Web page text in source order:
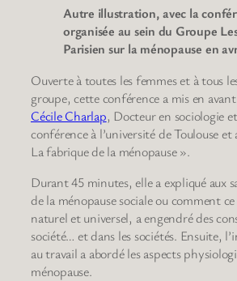
Autre illustration, avec la
organisée au sein du Groupe
Parisien sur la ménopause en
Ouverte à toutes les femmes et à tous
groupe, cette conférence a mis en
Cécile Charlap, Docteur en sociologie
conférence à l’université de Toulouse
La fabrique de la ménopause ».
Durant 45 minutes, elle a expliqué aux
de la ménopause sociale ou comment
naturel et universel, a engendré des
société… et dans les sociétés. Ensuite,
au travail a abordé les aspects
ménopause.